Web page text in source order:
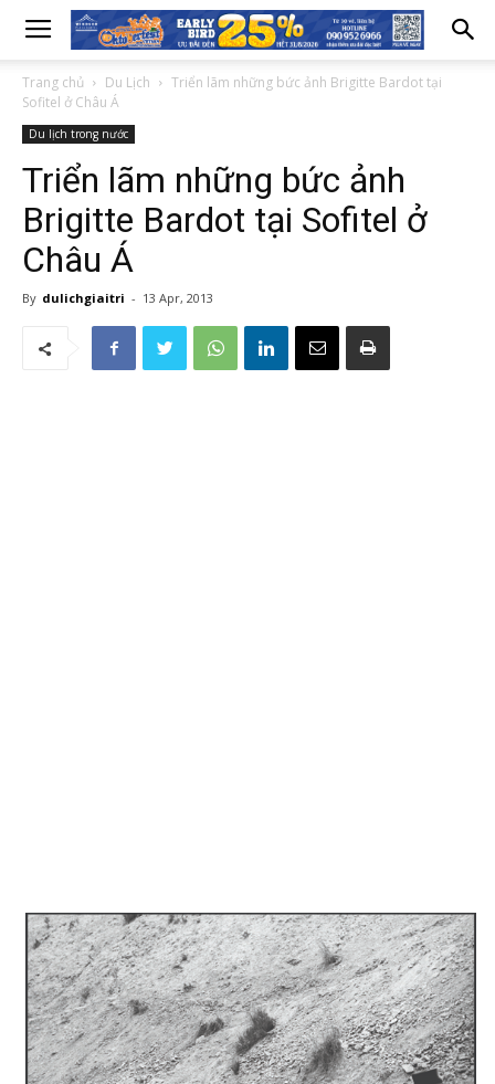
Trang chủ Du Lịch
Triển lãm những bức ảnh Brigitte Bardot tại
Sofitel ở Châu Á
Du lịch trong nước
Triển lãm những bức ảnh
Brigitte Bardot tại Sofitel ở
Châu Á
By dulichgiaitri - 13 Apr, 2013